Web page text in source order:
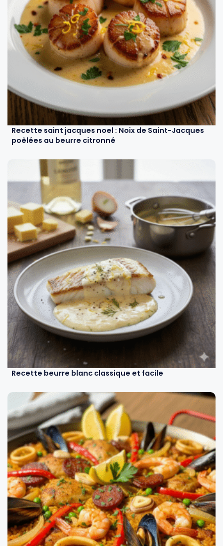
Recette saint jacques noel : Noix de Saint-Jacques
poêlées au beurre citronné
Recette beurre blanc classique et facile